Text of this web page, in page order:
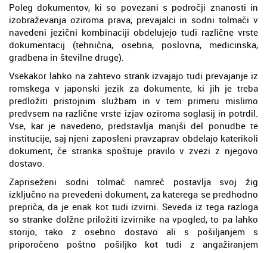
Poleg dokumentov, ki so povezani s področji znanosti in
izobraževanja oziroma prava, prevajalci in sodni tolmači v
navedeni jezični kombinaciji obdelujejo tudi različne vrste
dokumentacij (tehnična, osebna, poslovna, medicinska,
gradbena in številne druge).
Vsekakor lahko na zahtevo strank izvajajo tudi prevajanje iz
romskega v japonski jezik za dokumente, ki jih je treba
predložiti pristojnim službam in v tem primeru mislimo
predvsem na različne vrste izjav oziroma soglasij in potrdil.
Vse, kar je navedeno, predstavlja manjši del ponudbe te
institucije, saj njeni zaposleni pravzaprav obdelajo katerikoli
dokument, če stranka spoštuje pravilo v zvezi z njegovo
dostavo.
Zapriseženi sodni tolmač namreč postavlja svoj žig
izključno na prevedeni dokument, za katerega se predhodno
prepriča, da je enak kot tudi izvirni. Seveda iz tega razloga
so stranke dolžne priložiti izvirnike na vpogled, to pa lahko
storijo, tako z osebno dostavo ali s pošiljanjem s
priporočeno poštno pošiljko kot tudi z angažiranjem